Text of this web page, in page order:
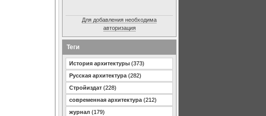
Для добавления необходима
авторизация
Теги
История архитектуры (373)
Русская архитектура (282)
Стройиздат (228)
современная архитектура (212)
журнал (179)